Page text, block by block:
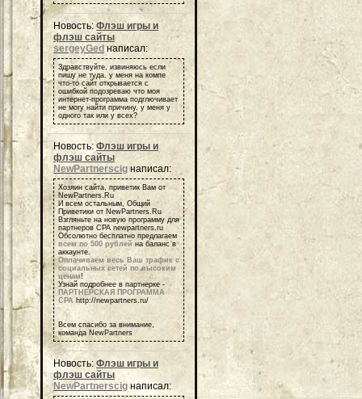
Новость: Флэш игры и
флэш сайты
sergeyGed написал:
Здравствуйте, извиняюсь если
пишу не туда, у меня на компе
что-то сайт открывается с
ошибкой подозреваю что моя
интернет-программа подглючивает
не могу найти причину, у меня у
одного так или у всех?
Новость: Флэш игры и
флэш сайты
NewPartnerscig написал:
Хозяин сайта, приветик Вам от
NewPartners.Ru
И всем остальным, Общий
Приветики от NewPartners.Ru
Взгляньте на новую программу для
партнеров СРА newpartners.ru
Обсолютно бесплатно предлагаем
всем по 500 рублей на баланс в
аккаунте.
Оплачиваем весь Ваш трафик с
социальных сетей по высоким
ценам!
Узнай подробнее в партнерке -
ПАРТНЕРСКАЯ ПРОГРАММА
СРА http://newpartners.ru/
Всем спасибо за внимание,
команда NewPartners
Новость: Флэш игры и
флэш сайты
NewPartnerscig написал: